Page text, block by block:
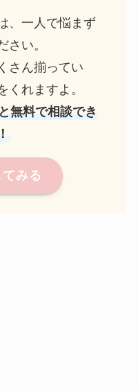
、一人で悩まず
さい。
さん揃ってい
くれますよ。
無料で相談でき
みる